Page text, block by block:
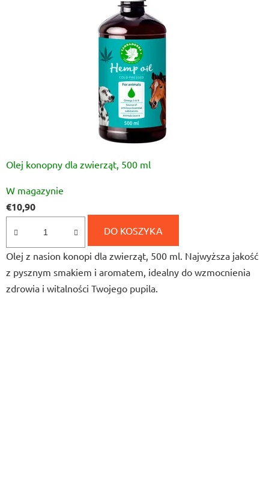
Olej konopny dla zwierząt, 500 ml
ocena
produktu
wynosi
4,0
na
5
gwiazdek.
W magazynie
€10,90
DO KOSZYKA
Olej z nasion konopi dla zwierząt, 500 ml. Najwyższa jakość
z pysznym smakiem i aromatem, idealny do wzmocnienia
zdrowia i witalności Twojego pupila.